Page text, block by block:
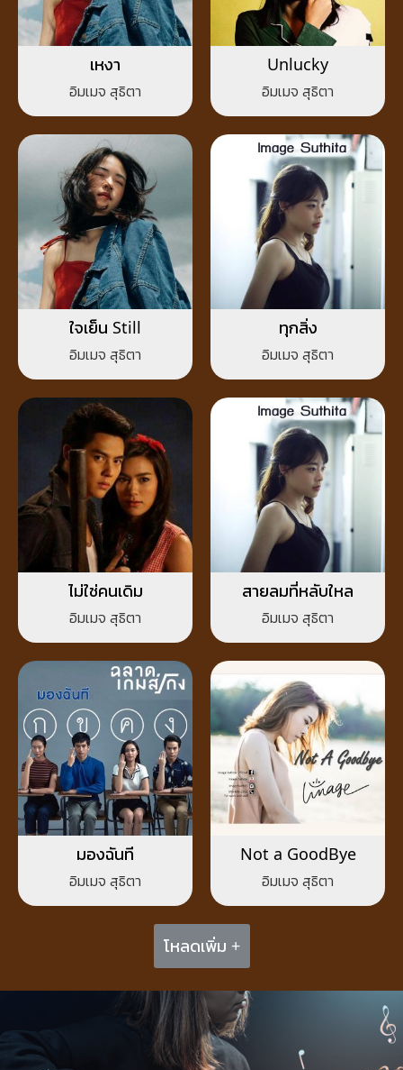
เหงา
อิมเมจ สุธิตา
Unlucky
อิมเมจ สุธิตา
ใจเย็น Still
อิมเมจ สุธิตา
ทุกสิ่ง
อิมเมจ สุธิตา
ไม่ใช่คนเดิม
อิมเมจ สุธิตา
สายลมที่หลับใหล
อิมเมจ สุธิตา
มองฉันที
อิมเมจ สุธิตา
Not a GoodBye
อิมเมจ สุธิตา
โหลดเพิ่ม +